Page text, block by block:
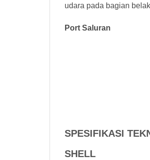
udara pada bagian
Port Saluran
SPESIFIKASI
SHELL